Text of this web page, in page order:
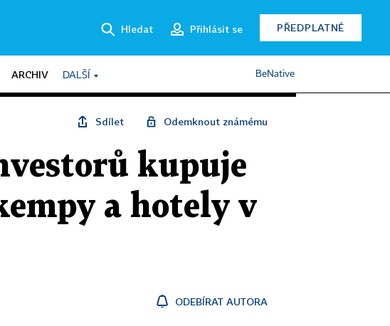
Hledat Přihlásit se PŘEDPLATNÉ
ARCHIV DALŠÍ BeNative
Sdílet Odemknout známému
kupuje
a hotely v
ODEBÍRAT AUTORA